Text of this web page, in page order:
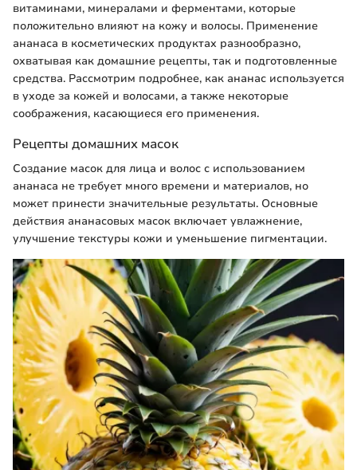
витаминами, минералами и ферментами, которые
положительно влияют на кожу и волосы. Применение
ананаса в косметических продуктах разнообразно,
охватывая как домашние рецепты, так и подготовленные
средства. Рассмотрим подробнее, как ананас используется
в уходе за кожей и волосами, а также некоторые
соображения, касающиеся его применения.
Рецепты домашних масок
Создание масок для лица и волос с использованием
ананаса не требует много времени и материалов, но
может принести значительные результаты. Основные
действия ананасовых масок включает увлажнение,
улучшение текстуры кожи и уменьшение пигментации.